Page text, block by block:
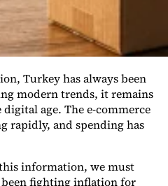
Turkey has always been
modern trends, it remains
age. The e-commerce
rapidly, and spending has
information, we must
fighting inflation for